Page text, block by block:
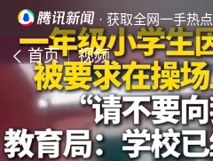
· 获取全网一手热点
首页 视频